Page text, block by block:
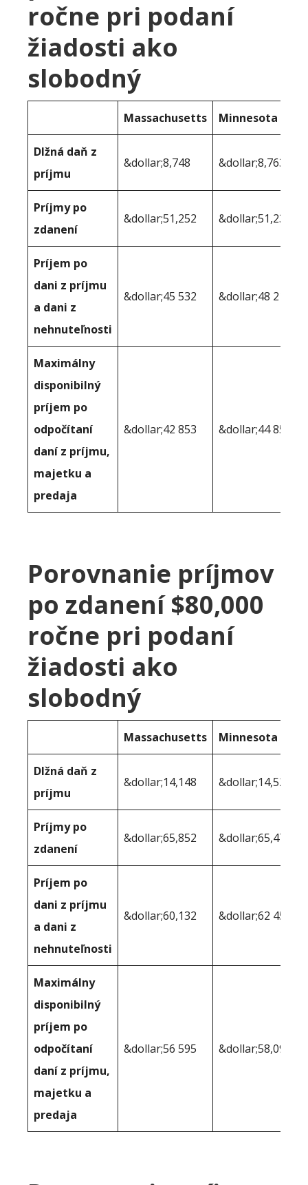
ročne pri podaní
žiadosti ako
slobodný
Massachusetts Minnesota
Dlžná daň z
príjmu
&dollar;8,748 &dollar;8,763
Príjmy po
zdanení
&dollar;51,252 &dollar;51,237
Príjem po
dani z príjmu
a dani z
nehnuteľnosti
&dollar;45 532 &dollar;48 210
Maximálny
disponibilný
príjem po
odpočítaní
daní z príjmu,
majetku a
predaja
&dollar;42 853 &dollar;44 851
Porovnanie príjmov
po zdanení $80,000
ročne pri podaní
žiadosti ako
slobodný
Massachusetts Minnesota
Dlžná daň z
príjmu
&dollar;14,148 &dollar;14,523
Príjmy po
zdanení
&dollar;65,852 &dollar;65,477
Príjem po
dani z príjmu
a dani z
nehnuteľnosti
&dollar;60,132 &dollar;62 450
Maximálny
disponibilný
príjem po
odpočítaní
daní z príjmu,
majetku a
predaja
&dollar;56 595 &dollar;58,099